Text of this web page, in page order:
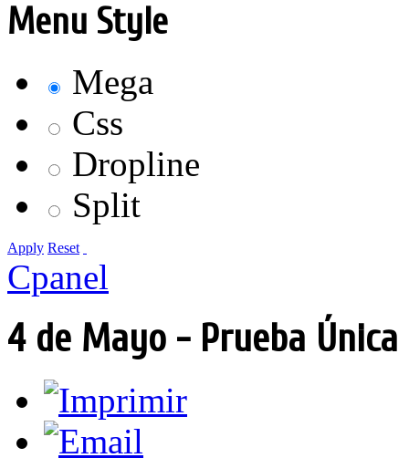
Menu Style
Mega
Css
Dropline
Split
Apply Reset
Cpanel
4 de Mayo - Prueba Única